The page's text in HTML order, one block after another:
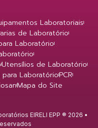
Laboratoriais
de Laboratório
Laboratório
Utensílios de Laboratório
LaboratórioPCR
Mapa do Site
EIRELI EPP ® 2026 •